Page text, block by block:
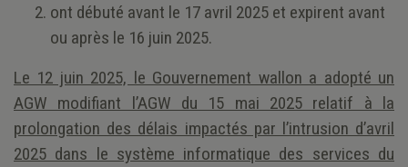
ont débuté avant le 17 avril 2025 et expirent avant
ou après le 16 juin 2025.
Le 12 juin 2025, le Gouvernement wallon a adopté un
AGW modifiant l’AGW du 15 mai 2025 relatif à la
prolongation des délais impactés par l’intrusion d’avril
2025 dans le système informatique des services du